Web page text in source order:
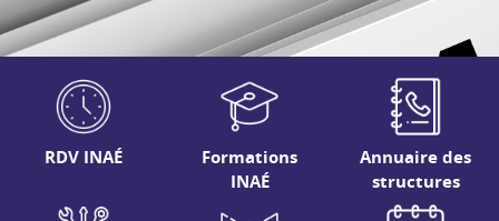
RDV INAÉ
Formations
INAÉ
Annuaire des
structures